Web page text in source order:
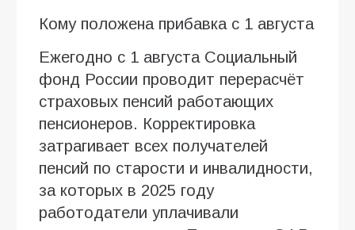
Кому положена прибавка с 1 августа
Ежегодно с 1 августа Социальный
фонд России проводит перерасчёт
страховых пенсий работающих
пенсионеров. Корректировка
затрагивает всех получателей
пенсий по старости и инвалидности,
за которых в 2025 году
работодатели уплачивали